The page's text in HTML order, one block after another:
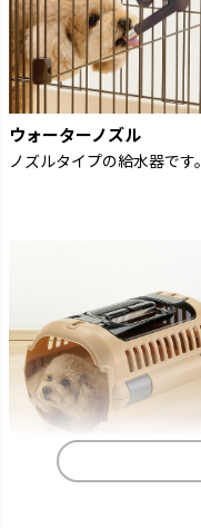
ウォーターノズル
ノズルタイプの給水器です。